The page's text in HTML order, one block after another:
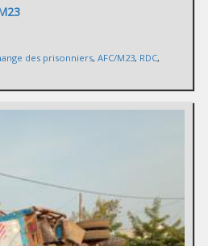
des prisonniers, AFC/M23, RDC,